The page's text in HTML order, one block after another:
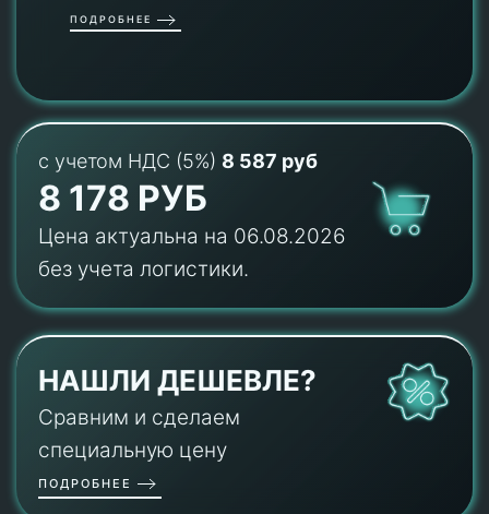
ПОДРОБНЕЕ
с учетом НДС (5%) 8 587 руб
8 178 РУБ
Цена актуальна на 06.08.2026
без учета логистики.
НАШЛИ ДЕШЕВЛЕ?
Сравним и сделаем
специальную цену
ПОДРОБНЕЕ